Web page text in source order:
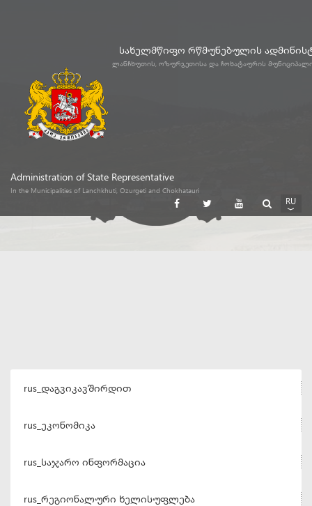
სახელმწიფო რწმუნებულის
ლანჩხუთის, ოზურგეთისა და ჩოხატაურის
Administration of State Representative
In the Municipalities of Lanchkhuti, Ozurgeti and Chokhatauri
RU
rus_დაგვიკავშირდით
rus_ეკონომიკა
rus_საჯარო ინფორმაცია
rus_რეგიონალური ხელისუფლება